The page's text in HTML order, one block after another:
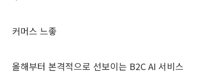
커머스 느좋
올해부터 본격적으로 선보이는 B2C AI 서비스